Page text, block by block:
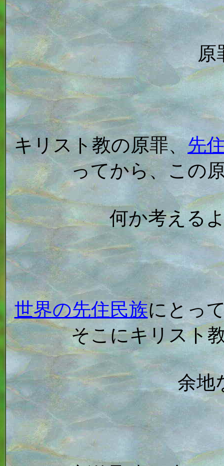
原
キリスト教の原罪、先
ってから、この
何か考える
世界の先住民族にとっ
そこにキリスト
余地